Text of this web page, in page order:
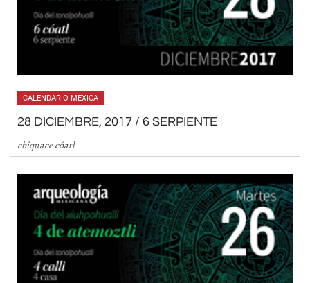
CALENDARIO MEXICA
28 DICIEMBRE, 2017 / 6 SERPIENTE
chiquace cóatl